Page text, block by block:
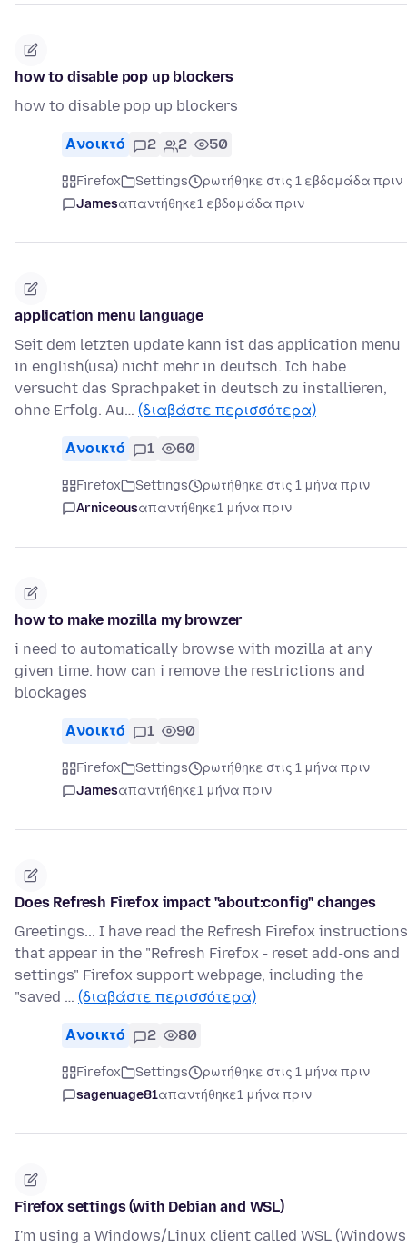
how to disable pop up blockers
how to disable pop up blockers
Ανοικτό 2 2 50
Firefox Settings
ρωτήθηκε στις 1 εβδομάδα πριν
Jamesαπαντήθηκε1 εβδομάδα πριν
application menu language
Seit dem letzten update kann ist das application menu
in english(usa) nicht mehr in deutsch. Ich habe
versucht das Sprachpaket in deutsch zu installieren,
ohne Erfolg. Au… (διαβάστε περισσότερα)
Ανοικτό 1 60
Firefox Settings
ρωτήθηκε στις 1 μήνα πριν
Arniceousαπαντήθηκε1 μήνα πριν
how to make mozilla my browzer
i need to automatically browse with mozilla at any
given time. how can i remove the restrictions and
blockages
Ανοικτό 1 90
Firefox Settings
ρωτήθηκε στις 1 μήνα πριν
Jamesαπαντήθηκε1 μήνα πριν
Does Refresh Firefox impact "about:config" changes
Greetings... I have read the Refresh Firefox instructions
that appear in the "Refresh Firefox - reset add-ons and
settings" Firefox support webpage, including the
"saved … (διαβάστε περισσότερα)
Ανοικτό 2 80
Firefox Settings
ρωτήθηκε στις 1 μήνα πριν
sagenuage81απαντήθηκε1 μήνα πριν
Firefox settings (with Debian and WSL)
I'm using a Windows/Linux client called WSL (Windows